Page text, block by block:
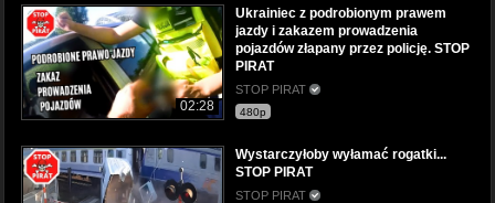
02:28
Ukrainiec z podrobionym prawem
jazdy i zakazem prowadzenia
pojazdów złapany przez policję. STOP
PIRAT
STOP PIRAT
480p
Wystarczyłoby wyłamać rogatki...
STOP PIRAT
STOP PIRAT